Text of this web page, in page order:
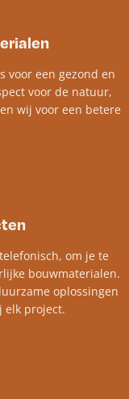
voor een gezond en
voor de natuur,
wij voor een betere
om je te
bouwmaterialen.
oplossingen
elk project.​